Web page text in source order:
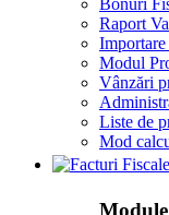
Bonuri
Raport
Modul
Vânzări
Liste de
Mod